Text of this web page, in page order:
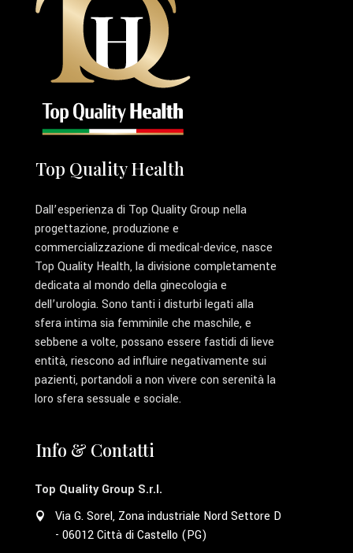
Top Quality Health
Dall’esperienza di Top Quality Group nella
progettazione, produzione e
commercializzazione di medical-device, nasce
Top Quality Health, la divisione completamente
dedicata al mondo della ginecologia e
dell’urologia. Sono tanti i disturbi legati alla
sfera intima sia femminile che maschile, e
sebbene a volte, possano essere fastidi di lieve
entità, riescono ad influire negativamente sui
pazienti, portandoli a non vivere con serenità la
loro sfera sessuale e sociale.
Info & Contatti
Top Quality Group S.r.l.
Via G. Sorel, Zona industriale Nord Settore D
- 06012 Città di Castello (PG)